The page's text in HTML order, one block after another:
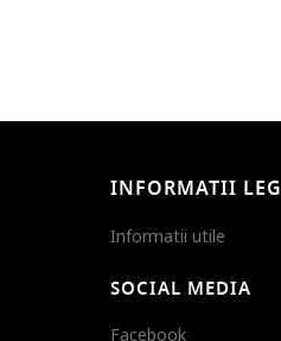
INFORMATII
Informatii utile
SOCIAL MEDIA
Facebook